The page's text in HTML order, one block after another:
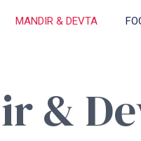
MANDIR & DEVTA
&